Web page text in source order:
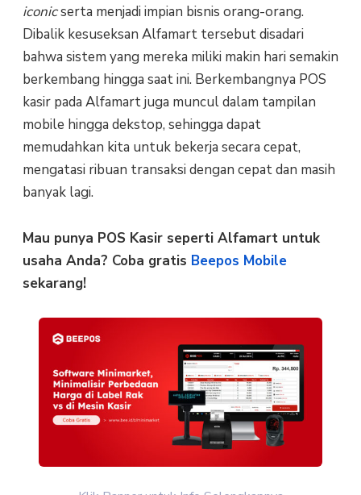
iconicserta menjadi impian bisnis orang-orang.
Dibalik kesuseksan Alfamart tersebut disadari
bahwa sistem yang mereka miliki makin hari semakin
berkembang hingga saat ini. Berkembangnya POS
kasir pada Alfamart juga muncul dalam tampilan
mobile hingga dekstop, sehingga dapat
memudahkan kita untuk bekerja secara cepat,
mengatasi ribuan transaksi dengan cepat dan masih
banyak lagi.
Mau punya POS Kasir seperti Alfamart untuk
usaha Anda? Coba gratis Beepos Mobile
sekarang!